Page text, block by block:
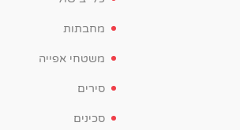
מחבתות
משטחי אפייה
סירים
סכינים